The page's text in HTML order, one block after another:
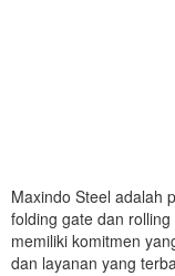
Maxindo Steel adalah
folding gate dan
memiliki komitmen
dan layanan yang